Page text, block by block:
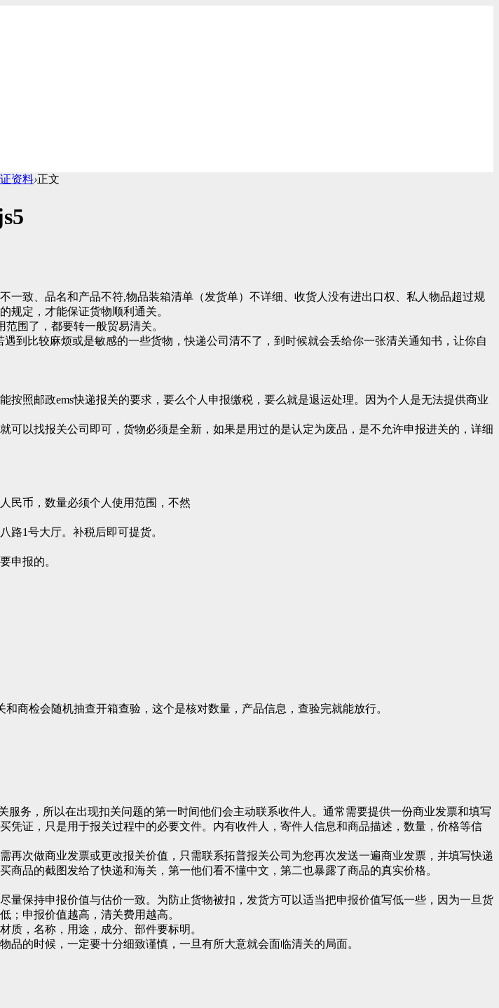
资料›正文
致、品名和产品不符,物品装箱清单（发货单）不详细、收货人没有进出口权、私人物品超过规
规定，才能保证货物顺利通关。
围了，都要转一般贸易清关。
到比较麻烦或是敏感的一些货物，快递公司清不了，到时候就会丢给你一张清关通知书，让你自
照邮政ems快递报关的要求，要么个人申报缴税，要么就是退运处理。因为个人是无法提供商业
以找报关公司即可，货物必须是全新，如果是用过的是认定为废品，是不允许申报进关的，详细
民币，数量必须个人使用范围，不然
路1号大厅。补税后即可提货。
申报的。
商检会随机抽查开箱查验，这个是核对数量，产品信息，查验完就能放行。
服务，所以在出现扣关问题的第一时间他们会主动联系收件人。通常需要提供一份商业发票和填写
证，只是用于报关过程中的必要文件。内有收件人，寄件人信息和商品描述，数量，价格等信
次做商业发票或更改报关价值，只需联系拓普报关公司为您再次发送一遍商业发票，并填写快递
品的截图发给了快递和海关，第一他们看不懂中文，第二也暴露了商品的真实价格。
保持申报价值与估价一致。为防止货物被扣，发货方可以适当把申报价值写低一些，因为一旦货
；申报价值越高，清关费用越高。
质，名称，用途，成分、部件要标明。
的时候，一定要十分细致谨慎，一旦有所大意就会面临清关的局面。